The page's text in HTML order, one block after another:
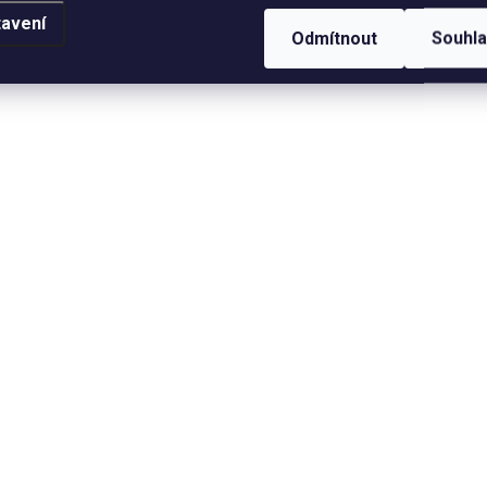
Odmítnout